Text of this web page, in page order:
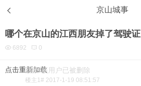
京山城事
哪个在京山的江西朋友掉了驾驶证
6892 0
点击重新加载
蔡蔡该用户已被删除
楼主 1# 2017-1-19 08:51:57